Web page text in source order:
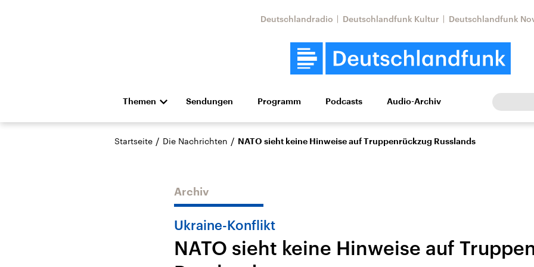
Deutschlandradio Deutschlandfunk Kultur Deutschlandfunk
Themen
Die Nachrichten Politik Wirtschaft Wissen Kultur Europa
Hörspiel und Feature Musik
Landtagswahl Sachsen-
USA
Nahostkonflikt
Iran
Aktuelle Lage und
Sendungen Programm Podcasts Audio-Archiv
Startseite / Die Nachrichten / NATO sieht keine Hinweise auf Truppenrückzug Russlands
Archiv
Ukraine-Konflikt
NATO sieht keine Hinweise auf